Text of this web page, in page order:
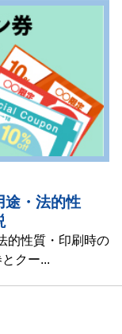
途・法的性
的性質・印刷時の
クー...